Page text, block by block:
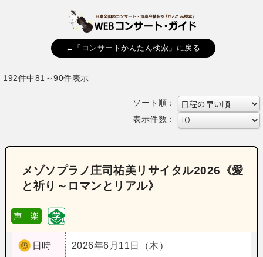
←「コンサートかんたん検索」に戻る
192件中81～90件表示
ソート順：
表示件数：
メゾソプラノ庄司祐美リサイタル2026《愛
と祈り～ロマンとリアル》
声 楽
日時
2026年6月11日（木）